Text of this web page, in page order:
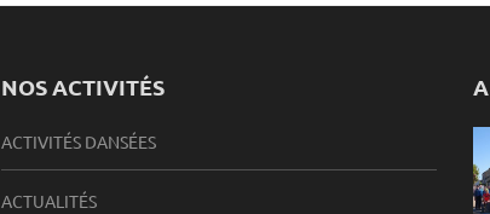
NOS ACTIVITÉS
ACTIVITÉS DANSÉES
ACTUALITÉS